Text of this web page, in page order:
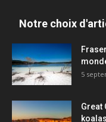
Notre choix
5
Great